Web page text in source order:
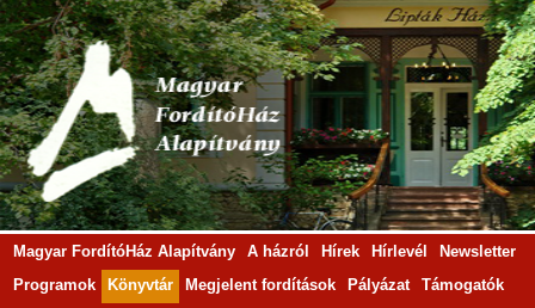
Magyar FordítóHáz Alapítvány A házról Hírek Hírlevél
Newsletter
Programok
Könyvtár Megjelent fordítások Pályázat
Támogatók